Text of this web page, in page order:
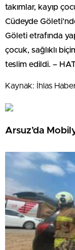
takımlar, kayıp
Cüdeyde
Göleti etrafında
çocuk, sağlıklı
teslim edildi. –
Kaynak: İhlas
Arsuz’da